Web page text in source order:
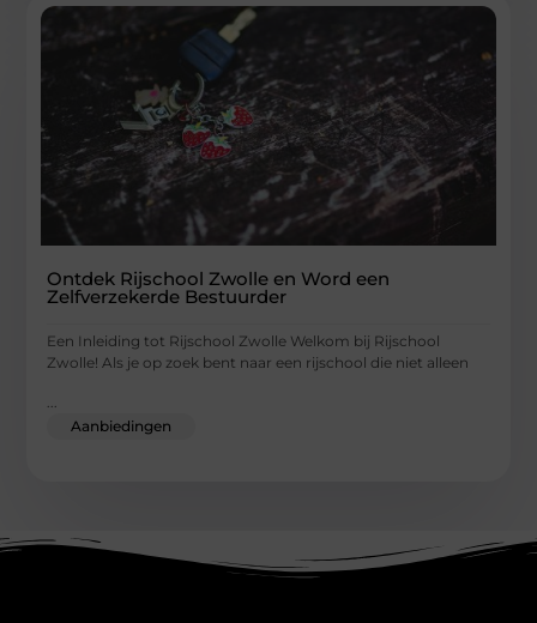
Ontdek Rijschool Zwolle en Word een
Zelfverzekerde Bestuurder
Een Inleiding tot Rijschool Zwolle Welkom bij Rijschool
Zwolle! Als je op zoek bent naar een rijschool die niet alleen
Aanbiedingen